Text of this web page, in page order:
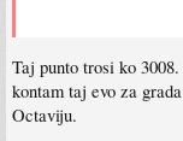
A auto ima prostora i na
Lanac je, oko 350km
jeftini (platforma ko u
Taj punto trosi ko
kontam taj evo za
Octaviju.